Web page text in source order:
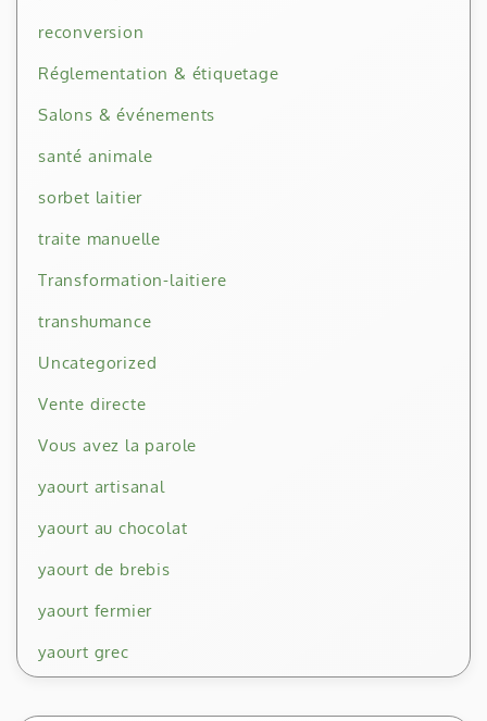
reconversion
Réglementation & étiquetage
Salons & événements
santé animale
sorbet laitier
traite manuelle
Transformation-laitiere
transhumance
Uncategorized
Vente directe
Vous avez la parole
yaourt artisanal
yaourt au chocolat
yaourt de brebis
yaourt fermier
yaourt grec